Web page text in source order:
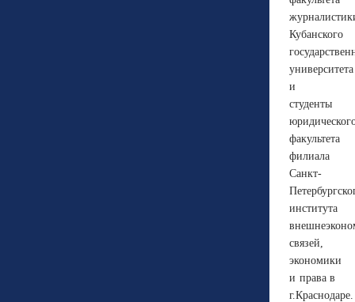
Кубанского
университета
и
студенты
факультета
филиала
Санкт-
института
связей,
экономики
и права в
г.Краснодаре.